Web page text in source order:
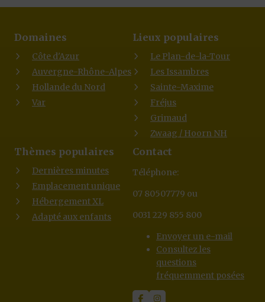
Domaines
Côte d'Azur
Auvergne-Rhône-Alpes
Hollande du Nord
Var
Lieux populaires
Le Plan-de-la-Tour
Les Issambres
Sainte-Maxime
Fréjus
Grimaud
Zwaag / Hoorn NH
Thèmes populaires
Dernières minutes
Emplacement unique
Hébergement XL
Adapté aux enfants
Contact
Téléphone:
07 80507779 ou
0031 229 855 800
Envoyer un e-mail
Consultez les
questions
fréquemment posées